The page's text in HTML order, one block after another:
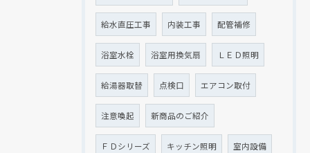
給水直圧工事 内装工事 配管補修
浴室水栓 浴室用換気扇 ＬＥＤ照明
給湯器取替 点検口 エアコン取付
注意喚起 新商品のご紹介
ＦＤシリーズ キッチン照明 室内設備